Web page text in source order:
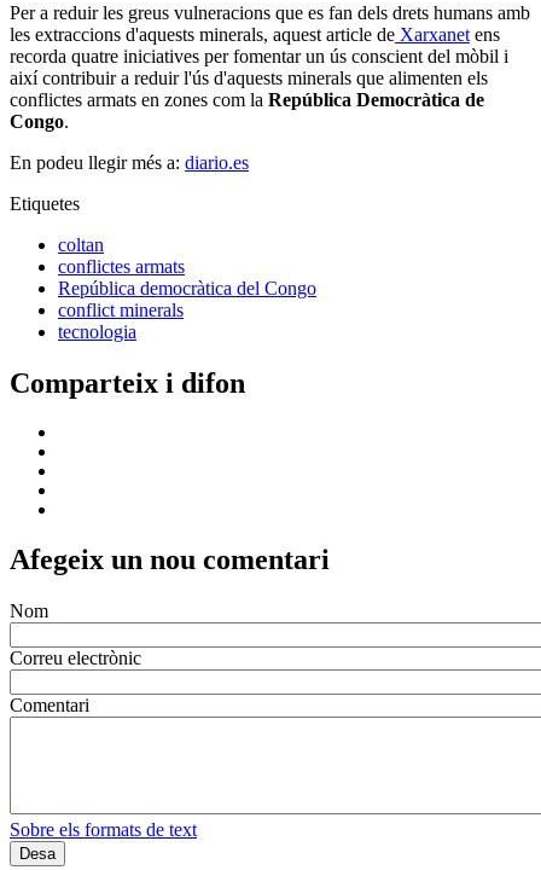
Per a reduir les greus vulneracions que es fan dels drets humans amb
les extraccions d'aquests minerals, aquest article de Xarxanet ens
recorda quatre iniciatives per fomentar un ús conscient del mòbil i
així contribuir a reduir l'ús d'aquests minerals que alimenten els
conflictes armats en zones com la República Democràtica de
Congo.
En podeu llegir més a: diario.es
Etiquetes
coltan
conflictes armats
República democràtica del Congo
conflict minerals
tecnologia
Comparteix i difon
Afegeix un nou comentari
Nom
Correu electrònic
Comentari
Sobre els formats de text